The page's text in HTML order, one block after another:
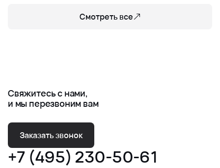
Смотреть все
Свяжитесь с нами,
и мы перезвоним вам
Заказать звонок
+7 (495) 230-50-61